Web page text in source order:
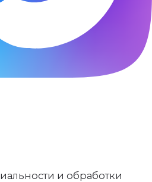
и обработки